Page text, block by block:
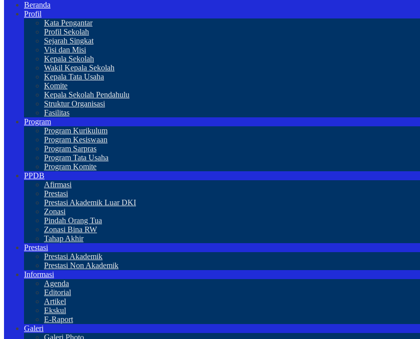
Beranda
Profil
Kata Pengantar
Profil Sekolah
Sejarah Singkat
Visi dan Misi
Kepala Sekolah
Wakil Kepala Sekolah
Kepala Tata Usaha
Komite
Kepala Sekolah Pendahulu
Struktur Organisasi
Fasilitas
Program
Program Kurikulum
Program Kesiswaan
Program Sarpras
Program Tata Usaha
Program Komite
PPDB
Afirmasi
Prestasi
Prestasi Akademik Luar DKI
Zonasi
Pindah Orang Tua
Zonasi Bina RW
Tahap Akhir
Prestasi
Prestasi Akademik
Prestasi Non Akademik
Informasi
Agenda
Editorial
Artikel
Ekskul
E-Raport
Galeri
Galeri Photo